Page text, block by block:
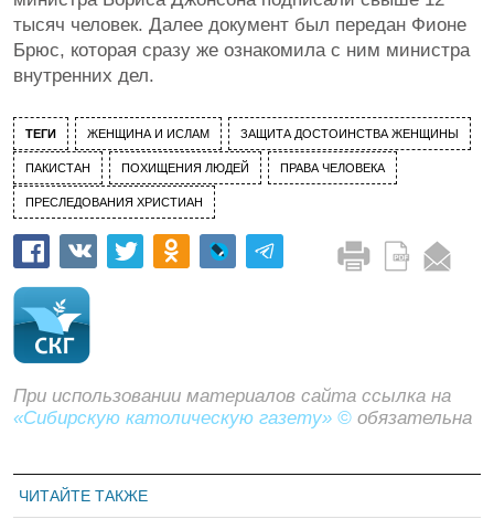
тысяч человек. Далее документ был передан Фионе
Брюс, которая сразу же ознакомила с ним министра
внутренних дел.
ТЕГИ ЖЕНЩИНА И ИСЛАМ ЗАЩИТА ДОСТОИНСТВА ЖЕНЩИНЫ
ПАКИСТАН ПОХИЩЕНИЯ ЛЮДЕЙ ПРАВА ЧЕЛОВЕКА
ПРЕСЛЕДОВАНИЯ ХРИСТИАН
При использовании материалов сайта ссылка на
«Сибирскую католическую газету» © обязательна
ЧИТАЙТЕ ТАКЖЕ